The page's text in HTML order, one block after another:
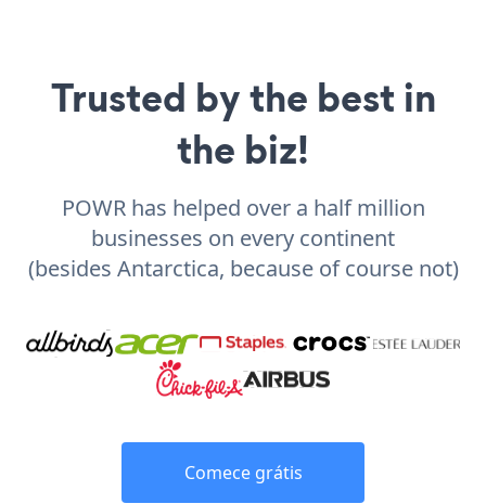
Trusted by the best in
the biz!
POWR has helped over a half million
businesses on every continent
(besides Antarctica, because of course not)
Comece grátis